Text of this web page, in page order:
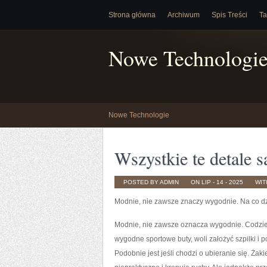
Strona główna Archiwum Spis Treści
Nowe
Nowe Technologie
Wszystkie te detale
POSTED BY ADMIN ON LIP - 14 - 2025
Modnie, nie zawsze znaczy wygodnie. Na co
Modnie, nie zawsze oznacza wygodnie.
wygodne sportowe buty, woli założyć szpilki i
Podobnie jest jeśli chodzi o ubieranie się.